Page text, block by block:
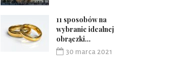
11 sposobów na
wybranie idealnej
obrączki...
30 marca 2021